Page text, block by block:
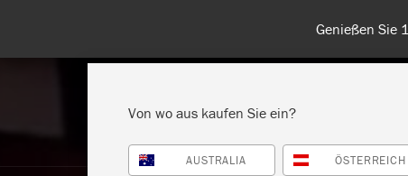
Entdecken
Von wo aus kaufen Sie ein?
AUSTRALIA ÖSTERREICH